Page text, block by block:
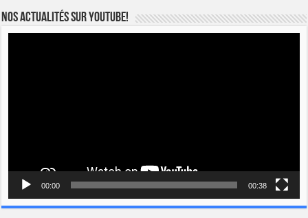
Nos actualités sur YOUTUBE!
00:00 00:38